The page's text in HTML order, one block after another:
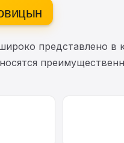
представлено в